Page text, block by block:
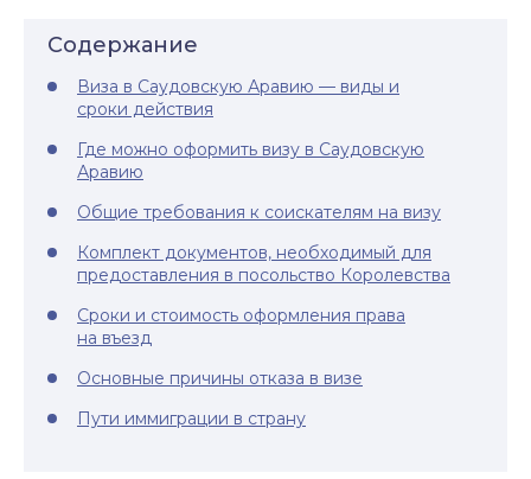
Содержание
Виза в Саудовскую Аравию — виды и
сроки действия
Где можно оформить визу в Саудовскую
Аравию
Общие требования к соискателям на визу
Комплект документов, необходимый для
предоставления в посольство Королевства
Сроки и стоимость оформления права
на въезд
Основные причины отказа в визе
Пути иммиграции в страну